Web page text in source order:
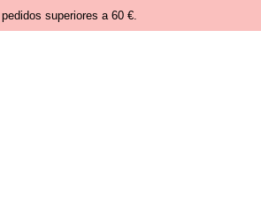
superiores a 60 €.